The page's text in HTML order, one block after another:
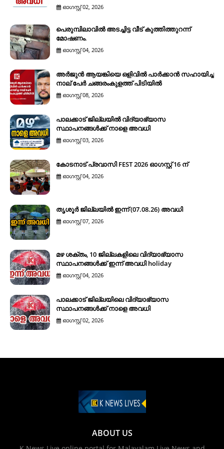
ഓഗസ്റ്റ് 02, 2026
പെരുമ്പിലാവിൽ അടച്ചിട്ട വീട് കുത്തിത്തുറന്ന്
മോഷണം.
ഓഗസ്റ്റ് 04, 2026
അർജുൻ ആയങ്കിയെ ഒളിവിൽ പാർക്കാൻ സഹായിച്ച
നാല് പേര്‍ ചങ്ങരംകുളത്ത് പിടിയില്‍
ഓഗസ്റ്റ് 08, 2026
പാലക്കാട് ജില്ലയിൽ വിദ്യാഭ്യാസ
സ്ഥാപനങ്ങൾക്ക് നാളെ അവധി
ഓഗസ്റ്റ് 03, 2026
കോടനാട് പ്രവാസി FEST 2026 ഓഗസ്റ്റ് 16 ന്
ഓഗസ്റ്റ് 04, 2026
തൃശൂർ ജില്ലയിൽ ഇന്ന് (07.08.26) അവധി
ഓഗസ്റ്റ് 07, 2026
മഴ ശക്തം, 10 ജില്ലകളിലെ വിദ്യാഭ്യാസ
സ്ഥാപനങ്ങൾക്ക് ഇന്ന് അവധി holiday
ഓഗസ്റ്റ് 04, 2026
പാലക്കാട് ജില്ലയിലെ വിദ്യാഭ്യാസ
സ്ഥാപനങ്ങൾക്ക് നാളെ അവധി
ഓഗസ്റ്റ് 02, 2026
ABOUT US